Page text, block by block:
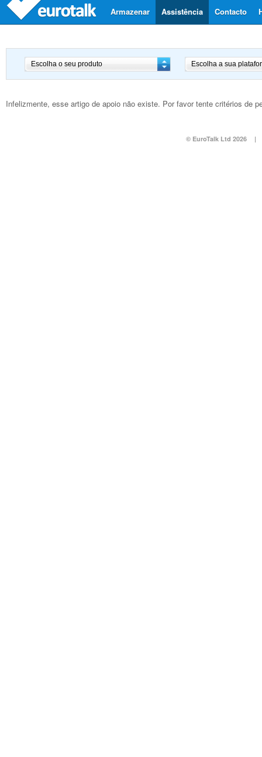
Contacto
Assistência
Armazenar
Infelizmente, esse artigo de apoio não existe. Por favor tente critérios de
© EuroTalk Ltd 2026 |